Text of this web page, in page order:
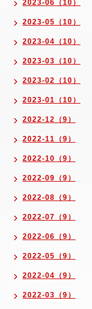
2023-06（10）
2023-05（10）
2023-04（10）
2023-03（10）
2023-02（10）
2023-01（10）
2022-12（9）
2022-11（9）
2022-10（9）
2022-09（9）
2022-08（9）
2022-07（9）
2022-06（9）
2022-05（9）
2022-04（9）
2022-03（9）